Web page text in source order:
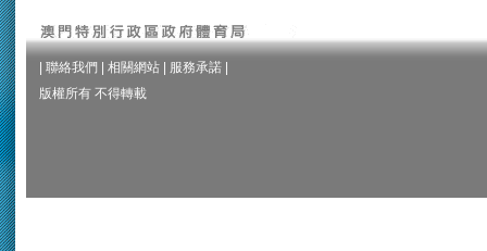
聯絡我們 相關網站 服務承諾
版權所有 不得轉載